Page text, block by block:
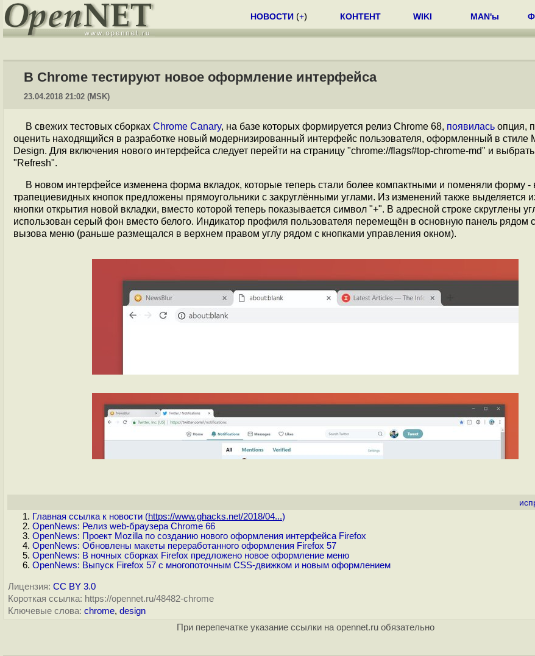
НОВОСТИ (+) КОНТЕНТ WIKI MAN'ы
В Chrome тестируют новое оформление интерфейса
23.04.2018 21:02 (MSK)
В свежих тестовых сборках Chrome Canary, на базе которых формируется релиз Chrome 68, появилась опция,
оценить находящийся в разработке новый модернизированный интерфейс пользователя, оформленный в стиле
Design. Для включения нового интерфейса следует перейти на страницу "chrome://flags#top-chrome-md" и
"Refresh".
В новом интерфейсе изменена форма вкладок, которые теперь стали более компактными и поменяли форму -
трапециевидных кнопок предложены прямоугольники с закруглёнными углами. Из изменений также выделяется
кнопки открытия новой вкладки, вместо которой теперь показывается символ "+". В адресной строке скруглены
использован серый фон вместо белого. Индикатор профиля пользователя перемещён в основную панель рядом
вызова меню (раньше размещался в верхнем правом углу рядом с кнопками управления окном).
Главная ссылка к новости (https://www.ghacks.net/2018/04...)
OpenNews: Релиз web-браузера Chrome 66
OpenNews: Проект Mozilla по созданию нового оформления интерфейса Firefox
OpenNews: Обновлены макеты переработанного оформления Firefox 57
OpenNews: В ночных сборках Firefox предложено новое оформление меню
OpenNews: Выпуск Firefox 57 с многопоточным CSS-движком и новым оформлением
Лицензия: CC BY 3.0
Короткая ссылка: https://opennet.ru/48482-chrome
Ключевые слова: chrome, design
При перепечатке указание ссылки на opennet.ru обязательно